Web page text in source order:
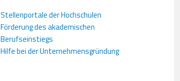
Stellenportale der Hochschulen
Förderung des akademischen
Berufseinstiegs
Hilfe bei der Unternehmensgründung